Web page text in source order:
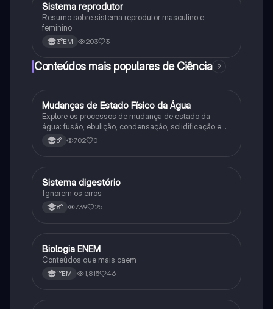
Biologia
Sistema reprodutor
Resumo sobre sistema reprodutor masculino e
feminino
3°EM 203 3
Conteúdos mais populares de Ciência 9
MCiência
Mudanças de Estado Físico da Água
Explore os processos de mudança de estado da
água: fusão, ebulição, condensação, solidificação e
sublimação.
6° 702 0
Ciência
Sistema digestório
Ignorem os erros
8° 739 25
Ciência
Biologia ENEM
Conteúdos que mais caem
1°EM 1,815 46